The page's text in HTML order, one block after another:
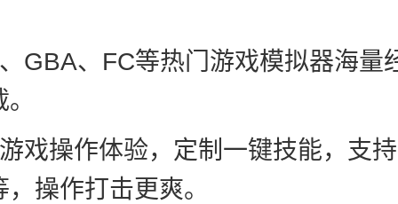
GBA、FC等热门游戏模拟器海量
戏操作体验，定制一键技能，支
操作打击更爽。